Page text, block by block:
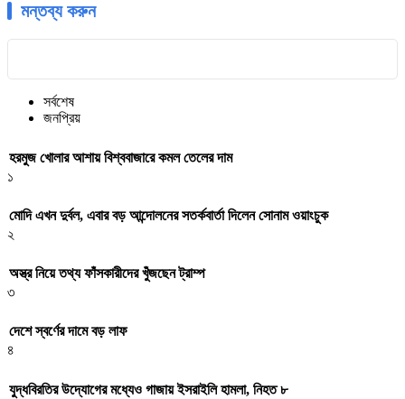
মন্তব্য করুন
সর্বশেষ
জনপ্রিয়
হরমুজ খোলার আশায় বিশ্ববাজারে কমল তেলের দাম
১
মোদি এখন দুর্বল, এবার বড় আন্দোলনের সতর্কবার্তা দিলেন সোনাম ওয়াংচুক
২
অস্ত্র নিয়ে তথ্য ফাঁসকারীদের খুঁজছেন ট্রাম্প
৩
দেশে স্বর্ণের দামে বড় লাফ
৪
যুদ্ধবিরতির উদ্যোগের মধ্যেও গাজায় ইসরাইলি হামলা, নিহত ৮